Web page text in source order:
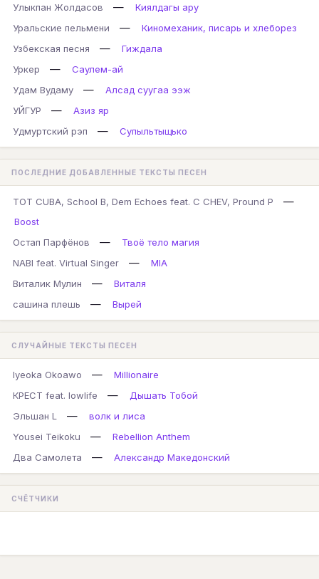
Улыкпан Жолдасов
—
Киялдагы ару
Уральские пельмени
—
Киномеханик, писарь и хлеборез
Узбекская песня
—
Гиждала
Уркер
—
Саулем-ай
Удам Вудаму
—
Алсад суугаа ээж
УЙГУР
—
Азиз яр
Удмуртский рэп
— Супыльтыщько
ПОСЛЕДНИЕ ДОБАВЛЕННЫЕ ТЕКСТЫ ПЕСЕН
TOT CUBA, School B, Dem Echoes feat. C CHEV, Pround P —
Boost
Остап Парфёнов
—
Твоё тело магия
NABI feat. Virtual Singer
—
MIA
Виталик Мулин
—
Виталя
сашина плешь
— Вырей
СЛУЧАЙНЫЕ ТЕКСТЫ ПЕСЕН
Iyeoka Okoawo —
Millionaire
КРЕСТ feat. lowlife
—
Дышать Тобой
Эльшан L
—
волк и лиса
Yousei Teikoku
—
Rebellion Anthem
Два Самолета
— Александр Македонский
СЧЁТЧИКИ